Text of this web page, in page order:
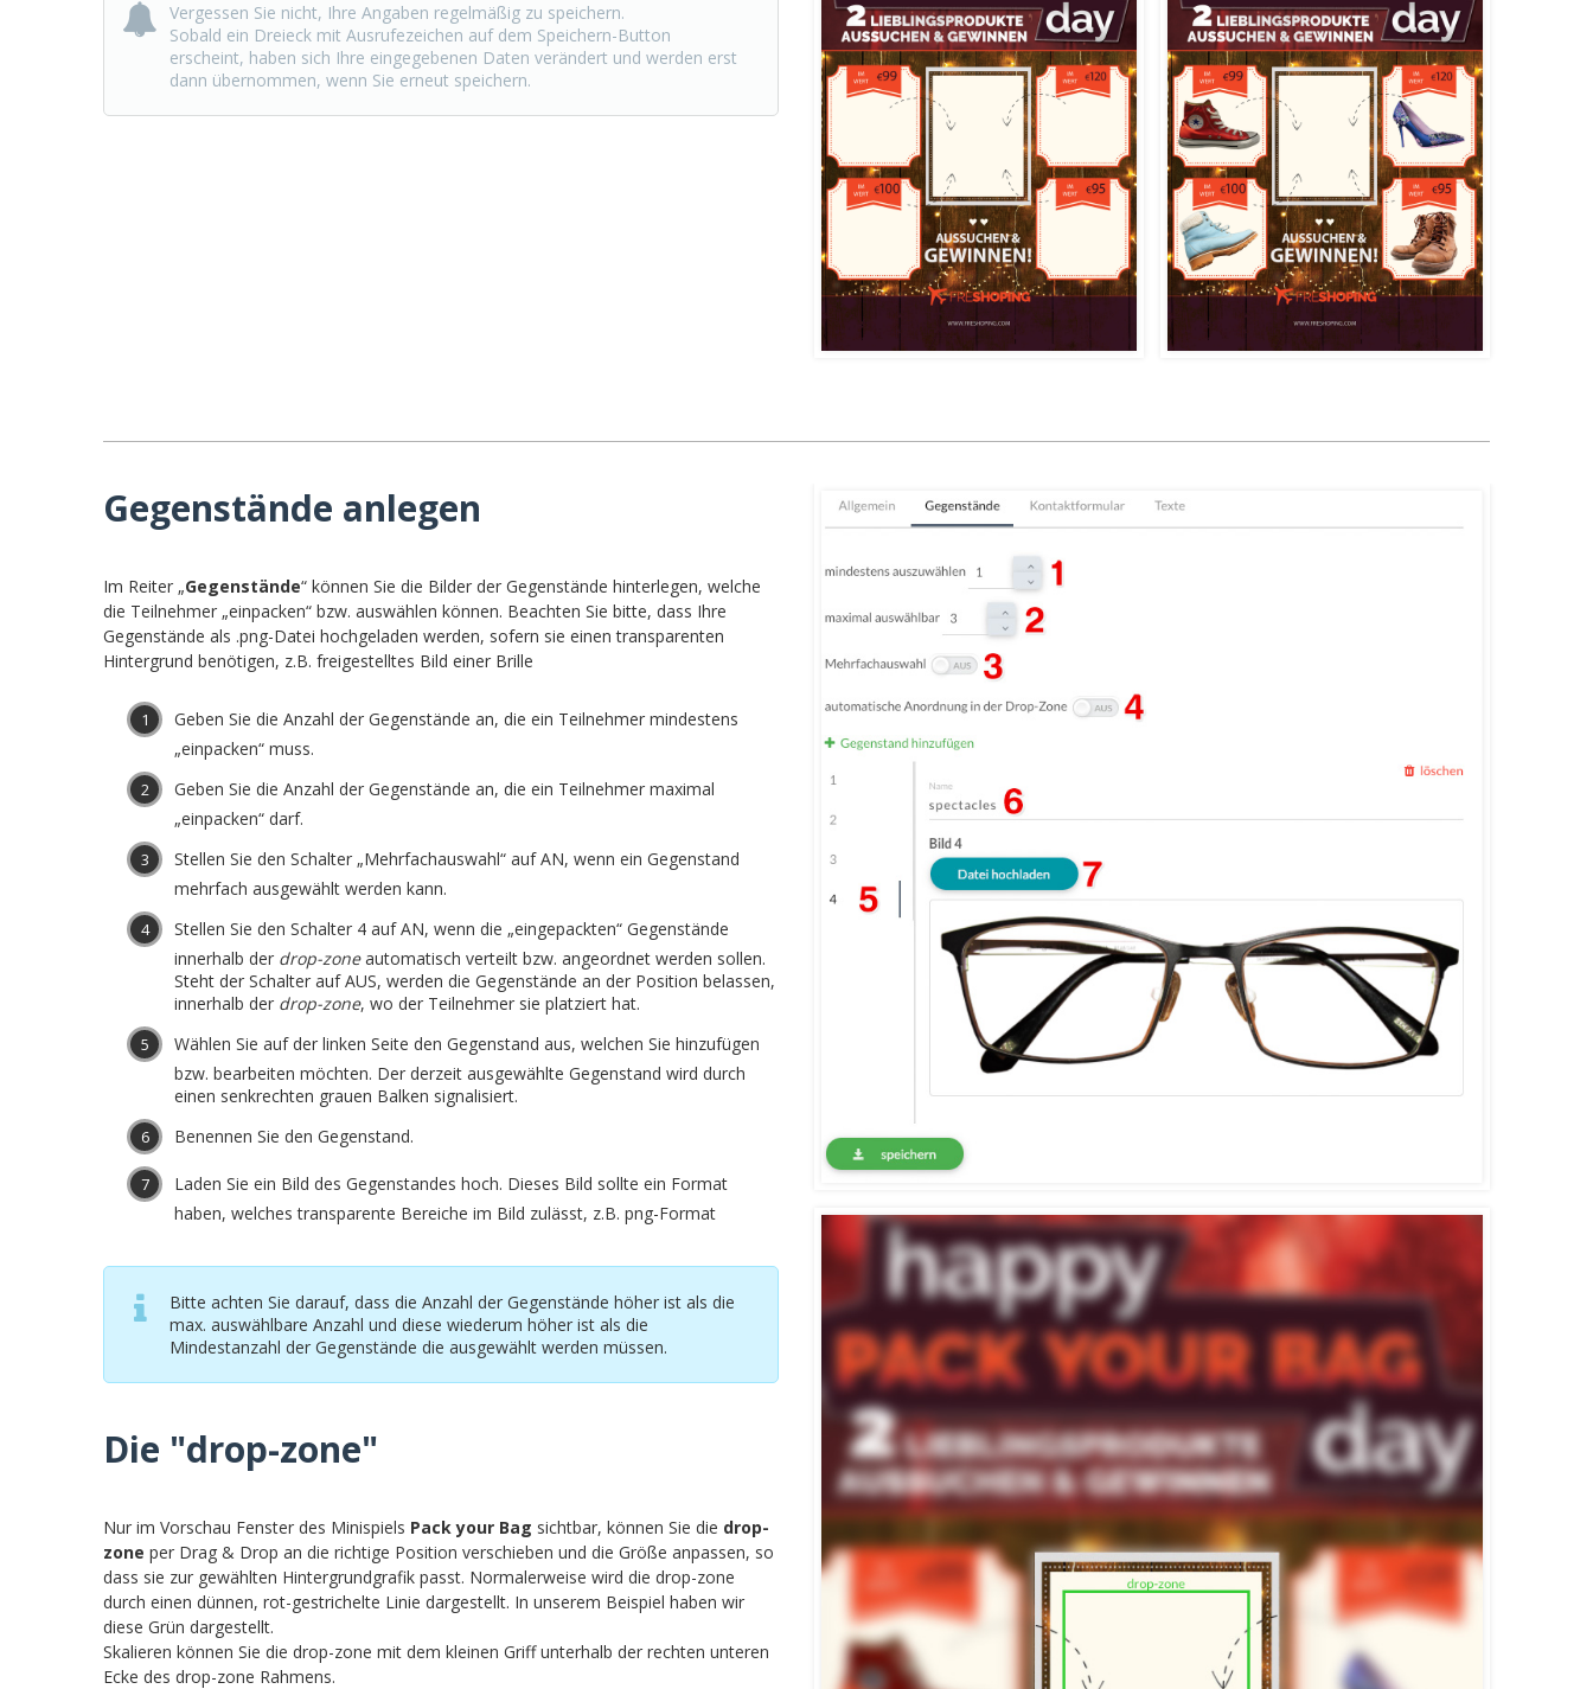
Vergessen Sie nicht, Ihre Angaben regelmäßig zu speichern.
Sobald ein Dreieck mit Ausrufezeichen auf dem Speichern-Button
erscheint, haben sich Ihre eingegebenen Daten verändert und werden erst
dann übernommen, wenn Sie erneut speichern.
Gegenstände anlegen
Im Reiter „Gegenstände“ können Sie die Bilder der Gegenstände hinterlegen, welche
die Teilnehmer „einpacken“ bzw. auswählen können. Beachten Sie bitte, dass Ihre
Gegenstände als .png-Datei hochgeladen werden, sofern sie einen transparenten
Hintergrund benötigen, z.B. freigestelltes Bild einer Brille
Geben Sie die Anzahl der Gegenstände an, die ein Teilnehmer mindestens
„einpacken“ muss.
Geben Sie die Anzahl der Gegenstände an, die ein Teilnehmer maximal
„einpacken“ darf.
Stellen Sie den Schalter „Mehrfachauswahl“ auf AN, wenn ein Gegenstand
mehrfach ausgewählt werden kann.
Stellen Sie den Schalter 4 auf AN, wenn die „eingepackten“ Gegenstände
innerhalb der drop-zoneautomatisch verteilt bzw. angeordnet werden sollen.
Steht der Schalter auf AUS, werden die Gegenstände an der Position belassen,
innerhalb der drop-zone, wo der Teilnehmer sie platziert hat.
Wählen Sie auf der linken Seite den Gegenstand aus, welchen Sie hinzufügen
bzw. bearbeiten möchten. Der derzeit ausgewählte Gegenstand wird durch
einen senkrechten grauen Balken signalisiert.
Benennen Sie den Gegenstand.
Laden Sie ein Bild des Gegenstandes hoch. Dieses Bild sollte ein Format
haben, welches transparente Bereiche im Bild zulässt, z.B. png-Format
Bitte achten Sie darauf, dass die Anzahl der Gegenstände höher ist als die
max. auswählbare Anzahl und diese wiederum höher ist als die
Mindestanzahl der Gegenstände die ausgewählt werden müssen.
Die "drop-zone"
Nur im Vorschau Fenster des Minispiels Pack your Bag sichtbar, können Sie die drop-
zone per Drag & Drop an die richtige Position verschieben und die Größe anpassen, so
dass sie zur gewählten Hintergrundgrafik passt. Normalerweise wird die drop-zone
durch einen dünnen, rot-gestrichelte Linie dargestellt. In unserem Beispiel haben wir
diese Grün dargestellt.
Skalieren können Sie die drop-zone mit dem kleinen Griff unterhalb der rechten unteren
Ecke des drop-zone Rahmens.